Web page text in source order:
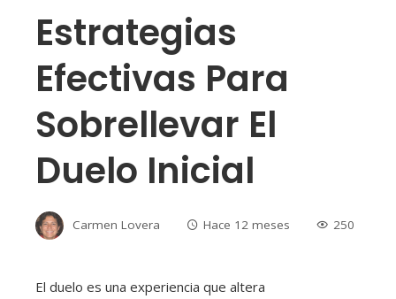
Estrategias
Efectivas Para
Sobrellevar El
Duelo Inicial
Carmen Lovera Hace 12 meses 250
El duelo es una experiencia que altera